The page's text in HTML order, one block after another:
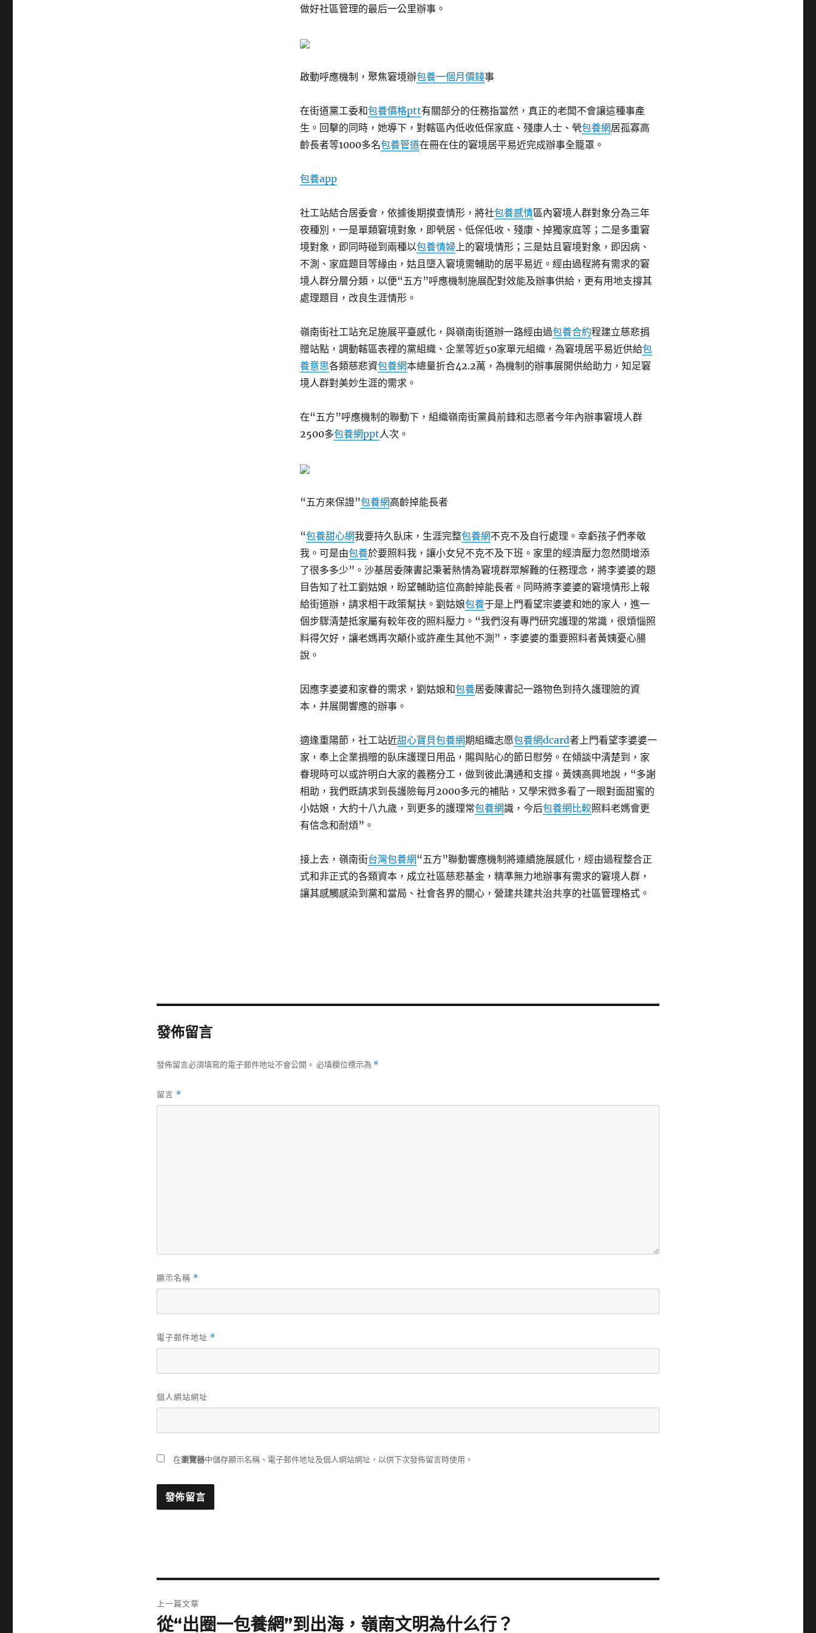
做好社區管理的最后一公里辦事。
啟動呼應機制，聚焦窘境辦包養一個月價錢事
在街道黨工委和包養價格ptt有關部分的任務指當然，真正的老闆不會讓這種事產
生。回擊的同時，她導下，對轄區內低收低保家庭、殘康人士、煢包養網居孤寡高
齡長者等1000多名包養管道在冊在住的窘境居平易近完成辦事全籠罩。
包養app
社工站結合居委會，依據後期摸查情形，將社包養感情區內窘境人群對象分為三年
夜種別，一是單類窘境對象，即煢居、低保低收、殘康、掉獨家庭等；二是多重窘
境對象，即同時碰到兩種以包養情婦上的窘境情形；三是姑且窘境對象，即因病、
不測、家庭題目等緣由，姑且墮入窘境需輔助的居平易近。經由過程將有需求的窘
境人群分層分類，以便“五方”呼應機制施展配對效能及辦事供給，更有用地支撐其
處理題目，改良生涯情形。
嶺南街社工站充足施展平臺感化，與嶺南街道辦一路經由過包養合約程建立慈悲捐
贈站點，調動轄區表裡的黨組織、企業等近50家單元組織，為窘境居平易近供給包
養意思各類慈悲資包養網本總量折合42.2萬，為機制的辦事展開供給助力，知足窘
境人群對美妙生涯的需求。
在“五方”呼應機制的聯動下，組織嶺南街黨員前鋒和志愿者今年內辦事窘境人群
2500多包養網ppt人次。
“五方來保證”包養網高齡掉能長者
“包養甜心網我要持久臥床，生涯完整包養網不克不及自行處理。幸虧孩子們孝敬
我。可是由包養於要照料我，讓小女兒不克不及下班。家里的經濟壓力忽然間增添
了很多多少”。沙基居委陳書記秉著熱情為窘境群眾解難的任務理念，將李婆婆的題
目告知了社工劉姑娘，盼望輔助這位高齡掉能長者。同時將李婆婆的窘境情形上報
給街道辦，請求相干政策幫扶。劉姑娘包養于是上門看望宗婆婆和她的家人，進一
個步驟清楚抵家屬有較年夜的照料壓力。“我們沒有專門研究護理的常識，很煩惱照
料得欠好，讓老媽再次顛仆或許產生其他不測”，李婆婆的重要照料者黃姨憂心腸
說。
因應李婆婆和家眷的需求，劉姑娘和包養居委陳書記一路物色到持久護理險的資
本，并展開響應的辦事。
適逢重陽節，社工站近甜心寶貝包養網期組織志愿包養網dcard者上門看望李婆婆一
家，奉上企業捐贈的臥床護理日用品，賜與貼心的節日慰勞。在傾談中清楚到，家
眷現時可以或許明白大家的義務分工，做到彼此溝通和支撐。黃姨高興地說，“多謝
相助，我們既請求到長護險每月2000多元的補貼，又學宋微多看了一眼對面甜蜜的
小姑娘，大約十八九歲，到更多的護理常包養網識，今后包養網比較照料老媽會更
有信念和耐煩”。
接上去，嶺南街台灣包養網“五方”聯動響應機制將連續施展感化，經由過程整合正
式和非正式的各類資本，成立社區慈悲基金，精準無力地辦事有需求的窘境人群，
讓其感觸感染到黨和當局、社會各界的關心，營建共建共治共享的社區管理格式。
發佈留言
發佈留言必須填寫的電子郵件地址不會公開。 必填欄位標示為 *
留言 *
顯示名稱 *
電子郵件地址 *
個人網站網址
在瀏覽器中儲存顯示名稱、電子郵件地址及個人網站網址，以供下次發佈留言時使用。
章
上一篇文章
上
從“出圈一包養網”到出海，嶺南文明為什么行？